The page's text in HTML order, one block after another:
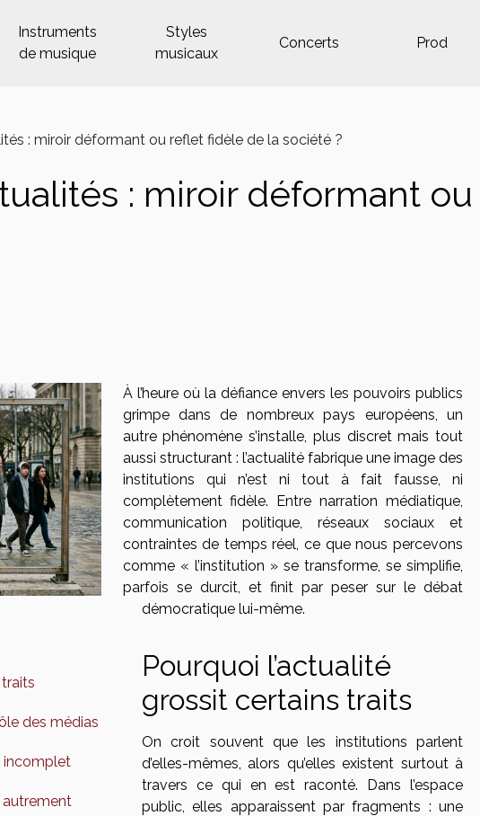
Instruments
de musique
Styles
musicaux
Concerts Prod
: miroir déformant ou reflet fidèle de la société ?
: miroir déformant
des médias
incomplet
autrement
À l’heure où la défiance envers les pouvoirs publics
grimpe dans de nombreux pays européens, un
autre phénomène s’installe, plus discret mais tout
aussi structurant : l’actualité fabrique une image des
institutions qui n’est ni tout à fait fausse, ni
complètement fidèle. Entre narration médiatique,
communication politique, réseaux sociaux et
contraintes de temps réel, ce que nous percevons
comme « l’institution » se transforme, se simplifie,
parfois se durcit, et finit par peser sur le débat
démocratique lui-même.
Pourquoi l’actualité
grossit certains traits
On croit souvent que les institutions parlent
d’elles-mêmes, alors qu’elles existent surtout à
travers ce qui en est raconté. Dans l’espace
public, elles apparaissent par fragments : une